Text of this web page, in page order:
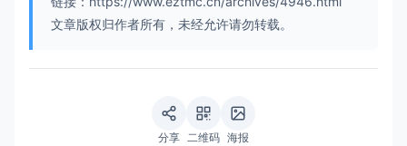
文章版权归作者所有，未经允许请勿转载。
分享 二维码 海报